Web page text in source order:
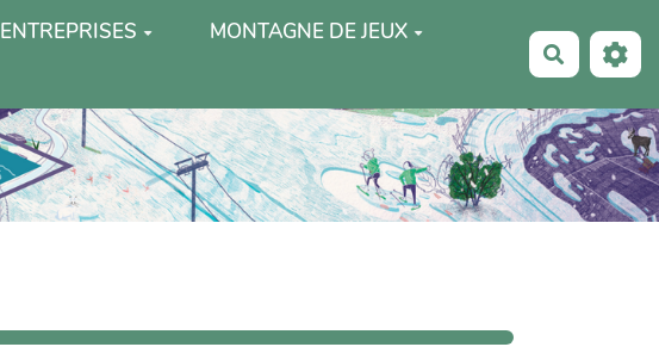
ENTREPRISES
MONTAGNE DE JEUX